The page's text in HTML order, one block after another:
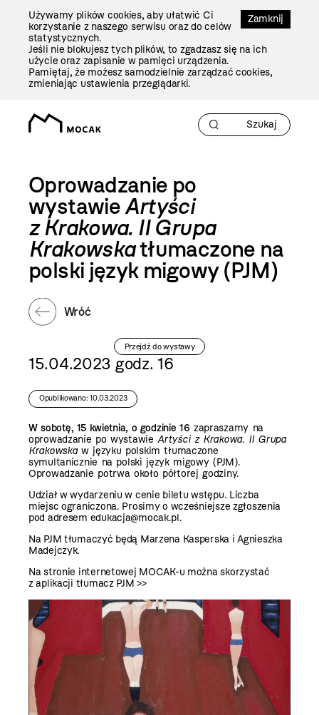
Zamknij
Używamy plików cookies, aby ułatwić Ci
korzystanie z naszego serwisu oraz do celów
statystycznych.
Jeśli nie blokujesz tych plików, to zgadzasz się na ich
użycie oraz zapisanie w pamięci urządzenia.
Pamiętaj, że możesz samodzielnie zarządzać cookies,
zmieniając ustawienia przeglądarki.
Oprowadzanie po
wystawieArtyści
z Krakowa. II Grupa
Krakowskatłumaczone na
polski język migowy (PJM)
Wróć
Przejdź do wystawy
15.04.2023 godz. 16
Opublikowano: 10.03.2023
W sobotę, 15 kwietnia, o godzinie 16 zapraszamy na
oprowadzanie po wystawieArtyści z Krakowa. II Grupa
Krakowskaw języku polskim tłumaczone
symultanicznie na polski język migowy (PJM).
Oprowadzanie potrwa około półtorej godziny.
Udział w wydarzeniu w cenie biletu wstępu. Liczba
miejsc ograniczona. Prosimy o wcześniejsze zgłoszenia
pod adresem edukacja@mocak.pl.
Na PJM tłumaczyć będą Marzena Kasperska i Agnieszka
Madejczyk.
Na stronie internetowej MOCAK-u można skorzystać
zaplikacji tłumacz PJM >>